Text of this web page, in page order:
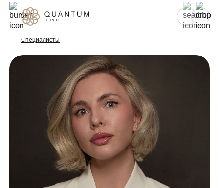
Для женщин
Консультативный приём
Инъекционная косметология
Аппаратная косметология
Эстетическая косметология
Эндокринология
Специалисты
Спецпредложения
Специалисты